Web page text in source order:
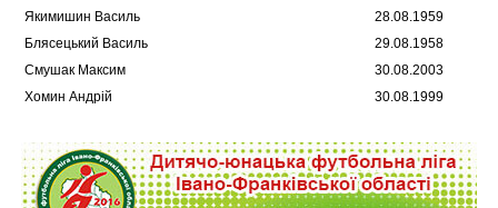
Якимишин Василь
28.08.1959
Блясецький Василь
29.08.1958
Смушак Максим
30.08.2003
Хомин Андрій
30.08.1999